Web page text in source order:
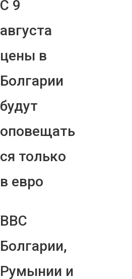
С 9
августа
цены в
Болгарии
будут
оповещать
ся только
в евро
ВВС
Болгарии,
Румынии и